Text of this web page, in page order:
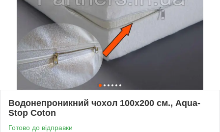
Водонепроникний чохол 100х200 см., Aqua-
Stop Coton
Готово до відправки